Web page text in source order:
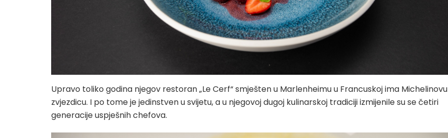
Upravo toliko godina njegov restoran „Le Cerf“ smješten u Marlenheimu u Francuskoj ima Michelinovu
zvjezdicu. I po tome je jedinstven u svijetu, a u njegovoj dugoj kulinarskoj tradiciji izmijenile su se četiri
generacije uspješnih chefova.